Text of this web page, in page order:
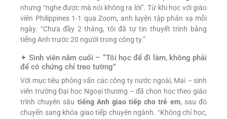
nhưng “nghe được mà nói không ra lời”. Từ khi học với giáo
viên Philippines 1-1 qua Zoom, anh luyện tập phản xạ mỗi
ngày. “Chưa đầy 2 tháng, tôi đã tự tin thuyết trình bằng
tiếng Anh trước 20 người trong công ty.”
✦ Sinh viên năm cuối – “Tôi học để đi làm, không phải
để có chứng chỉ treo tường”
Với mục tiêu phỏng vấn các công ty nước ngoài, Mai – sinh
viên trường Đại học Ngoại thương – đã chọn học theo giáo
trình chuyên sâu tiếng Anh giao tiếp cho trẻ em, sau đó
chuyển sang khóa giao tiếp chuyên ngành. “Không chỉ học,